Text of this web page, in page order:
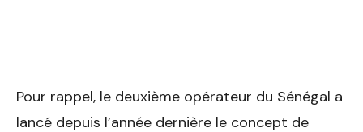
Pour rappel, le deuxième opérateur du Sénégal a
lancé depuis l’année dernière le concept de